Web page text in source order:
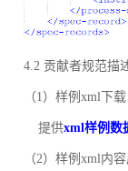
4.2 贡献者规范描
（1）样例xml下载
提供xml样例数
（2）样例xml内